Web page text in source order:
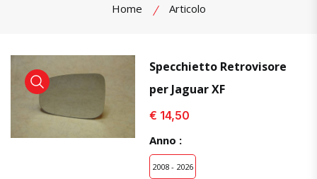
Home Articolo
visualizza prodotto visualizza prodotto
Specchietto Retrovisore
per Jaguar XF
€ 14,50
Anno :
2008 - 2026